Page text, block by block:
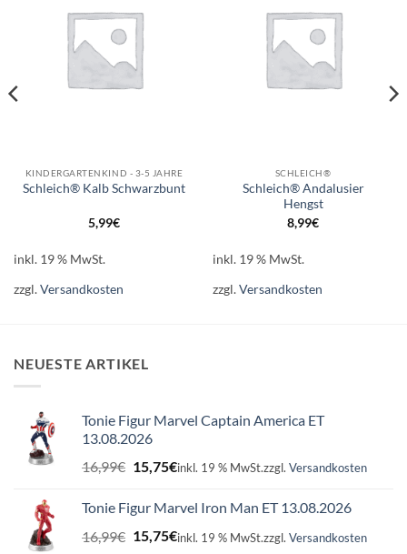
KINDERGARTENKIND - 3-5 JAHRE
Schleich® Kalb Schwarzbunt
5,99€
inkl. 19 % MwSt.
zzgl.Versandkosten
SCHLEICH®
Schleich® Andalusier
Hengst
8,99€
inkl. 19 % MwSt.
zzgl.Versandkosten
NEUESTE ARTIKEL
Tonie Figur Marvel Captain America ET
13.08.2026
16,99€ Ursprünglicher
Preis
16,99€
15,75€Aktueller
15,75€.
inkl. 19 % MwSt.zzgl. Versandkosten
Tonie Figur Marvel Iron Man ET 13.08.2026
16,99€ Ursprünglicher
15,75€Aktueller
inkl. 19 % MwSt.zzgl. Versandkosten